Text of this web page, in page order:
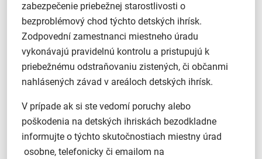
zabezpečenie priebežnej starostlivosti o
bezproblémový chod týchto detských ihrísk.
Zodpovední zamestnanci miestneho úradu
vykonávajú pravidelnú kontrolu a pristupujú k
priebežnému odstraňovaniu zistených, či občanmi
nahlásených závad v areáloch detských ihrísk.
V prípade ak si ste vedomí poruchy alebo
poškodenia na detských ihriskách bezodkladne
informujte o týchto skutočnostiach miestny úrad
osobne, telefonicky či emailom na